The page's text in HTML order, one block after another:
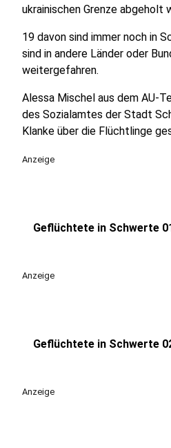
ukrainischen Grenze abgeholt
19 davon sind immer noch in
sind in andere Länder oder
weitergefahren.
Alessa Mischel aus dem AU-
des Sozialamtes der Stadt
Klanke über die Flüchtlinge
Anzeige
Geflüchtete in Schwerte
Anzeige
Geflüchtete in Schwerte
Anzeige